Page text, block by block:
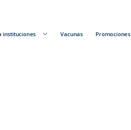
instituciones Vacunas Promociones